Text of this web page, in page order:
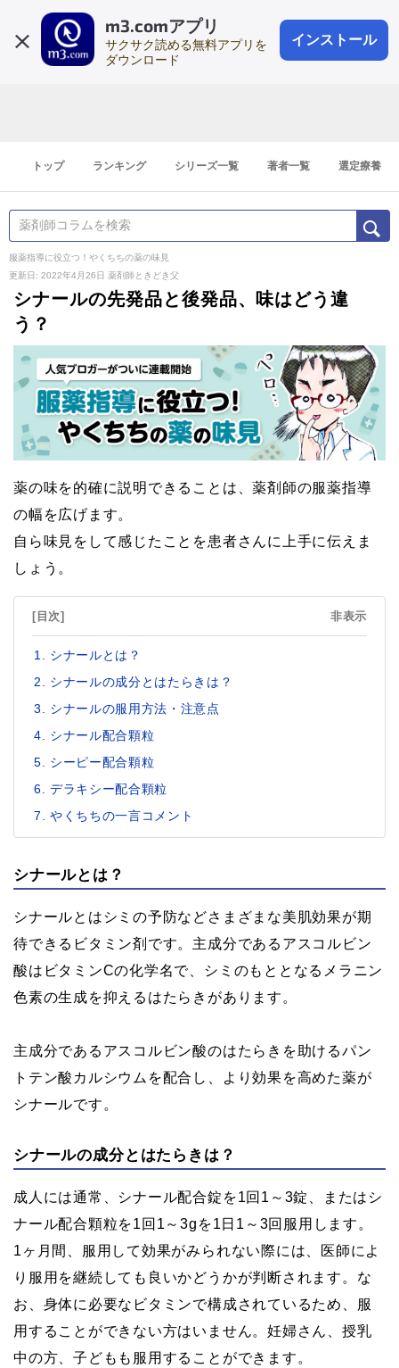
m3.comアプリ
サクサク読める無料アプリを
ダウンロード
インストール
会員登録
登録1分
トップ ランキング シリーズ一覧 著者一覧 選定療養
服薬指導に役立つ！やくちちの薬の味見
更新日: 2022年4月26日 薬剤師ときどき父
シナールの先発品と後発品、味はどう違
う？
薬の味を的確に説明できることは、薬剤師の服薬指導
の幅を広げます。
自ら味見をして感じたことを患者さんに上手に伝えま
しょう。
[目次] 非表示
シナールとは？
シナールの成分とはたらきは？
シナールの服用方法・注意点
シナール配合顆粒
シーピー配合顆粒
デラキシー配合顆粒
やくちちの一言コメント
シナールとは？
シナールとはシミの予防などさまざまな美肌効果が期
待できるビタミン剤です。主成分であるアスコルビン
酸はビタミンCの化学名で、シミのもととなるメラニン
色素の生成を抑えるはたらきがあります。
主成分であるアスコルビン酸のはたらきを助けるパン
トテン酸カルシウムを配合し、より効果を高めた薬が
シナールです。
シナールの成分とはたらきは？
成人には通常、シナール配合錠を1回1～3錠、またはシ
ナール配合顆粒を1回1～3gを1日1～3回服用します。
1ヶ月間、服用して効果がみられない際には、医師によ
り服用を継続しても良いかどうかが判断されます。な
お、身体に必要なビタミンで構成されているため、服
用することができない方はいません。妊婦さん、授乳
中の方、子どもも服用することができます。